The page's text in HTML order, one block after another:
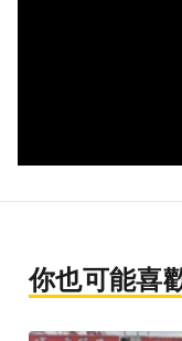
你也可能喜